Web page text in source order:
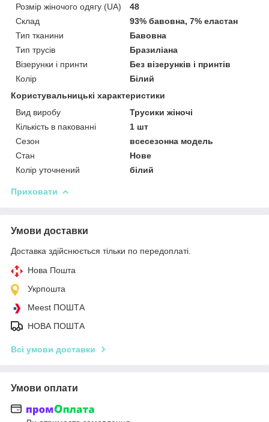
Розмір жіночого одягу (UA)
48
Склад
93% бавовна, 7% еластан
Тип тканини
Бавовна
Тип трусів
Бразиліана
Візерунки і принти
Без візерунків і принтів
Колір
Білий
Користувальницькі характеристики
Вид виробу
Трусики жіночі
Кількість в пакованні
1 шт
Сезон
всесезонна модель
Стан
Нове
Колір уточнений
білий
Приховати
Умови доставки
Доставка здійснюється тільки по передоплаті.
Нова Пошта
Укрпошта
Meest ПОШТА
НОВА ПОШТА
Всі умови доставки
Умови оплати